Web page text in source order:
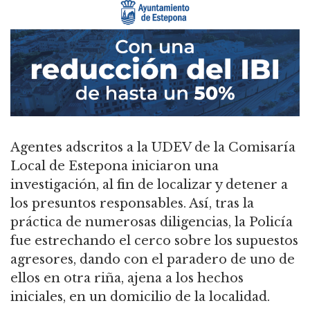
Agentes adscritos a la UDEV de la Comisaría
Local de Estepona iniciaron una
investigación, al fin de localizar y detener a
los presuntos responsables. Así, tras la
práctica de numerosas diligencias, la Policía
fue estrechando el cerco sobre los supuestos
agresores, dando con el paradero de uno de
ellos en otra riña, ajena a los hechos
iniciales, en un domicilio de la localidad.